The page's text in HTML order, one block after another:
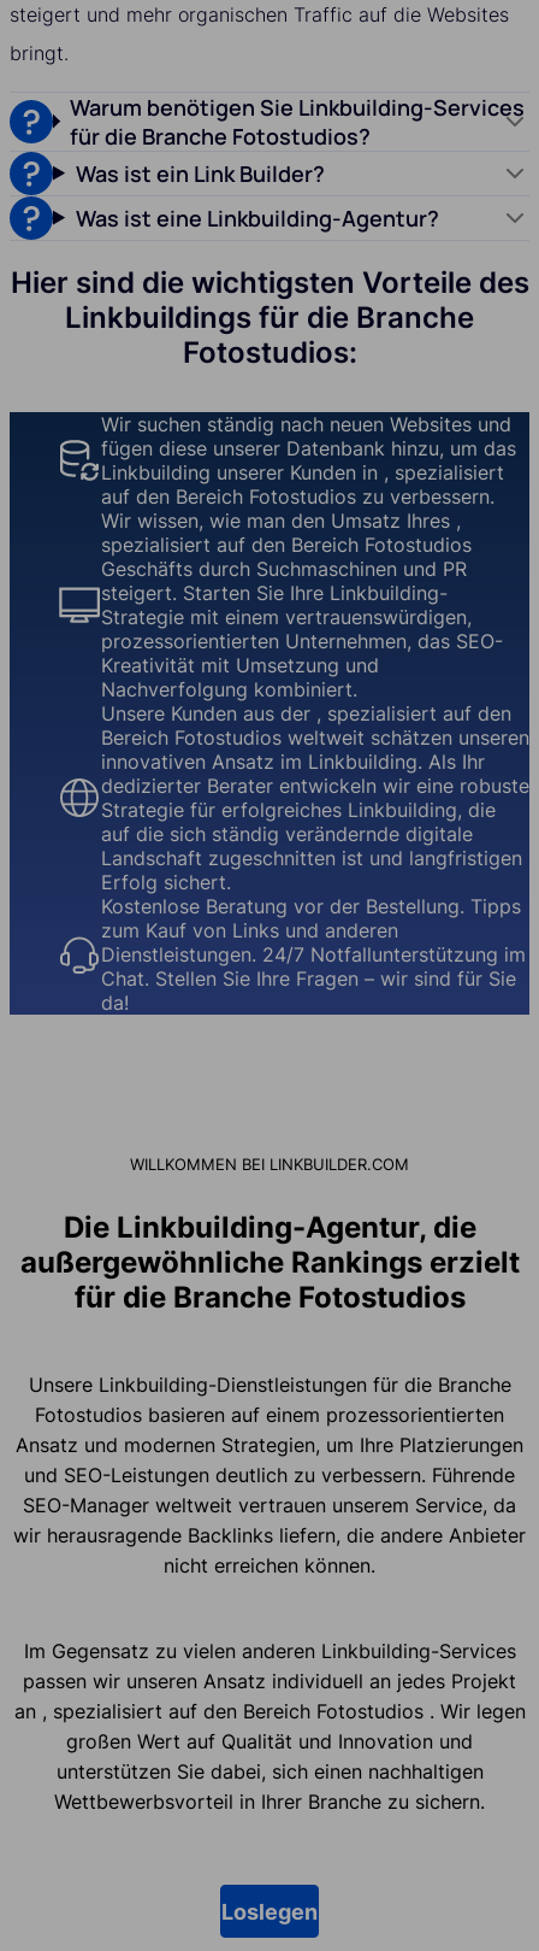
steigert und mehr organischen Traffic auf die Websites
bringt.
Warum benötigen Sie Linkbuilding-Services
für die Branche Fotostudios?
Was ist ein Link Builder?
Was ist eine Linkbuilding-Agentur?
Hier sind die wichtigsten Vorteile des
Linkbuildings für die Branche
Fotostudios:
Wir suchen ständig nach neuen Websites und
fügen diese unserer Datenbank hinzu, um das
Linkbuilding unserer Kunden in , spezialisiert
auf den Bereich Fotostudios zu verbessern.
Wir wissen, wie man den Umsatz Ihres ,
spezialisiert auf den Bereich Fotostudios
Geschäfts durch Suchmaschinen und PR
steigert. Starten Sie Ihre Linkbuilding-
Strategie mit einem vertrauenswürdigen,
prozessorientierten Unternehmen, das SEO-
Kreativität mit Umsetzung und
Nachverfolgung kombiniert.
Unsere Kunden aus der , spezialisiert auf den
Bereich Fotostudios weltweit schätzen unseren
innovativen Ansatz im Linkbuilding. Als Ihr
dedizierter Berater entwickeln wir eine robuste
Strategie für erfolgreiches Linkbuilding, die
auf die sich ständig verändernde digitale
Landschaft zugeschnitten ist und langfristigen
Erfolg sichert.
Kostenlose Beratung vor der Bestellung. Tipps
zum Kauf von Links und anderen
Dienstleistungen. 24/7 Notfallunterstützung im
Chat. Stellen Sie Ihre Fragen – wir sind für Sie
da!
WILLKOMMEN BEI LINKBUILDER.COM
Die Linkbuilding-Agentur, die
außergewöhnliche Rankings erzielt
für die Branche Fotostudios
Unsere Linkbuilding-Dienstleistungen für die Branche
Fotostudios basieren auf einem prozessorientierten
Ansatz und modernen Strategien, um Ihre Platzierungen
und SEO-Leistungen deutlich zu verbessern. Führende
SEO-Manager weltweit vertrauen unserem Service, da
wir herausragende Backlinks liefern, die andere Anbieter
nicht erreichen können.
Im Gegensatz zu vielen anderen Linkbuilding-Services
passen wir unseren Ansatz individuell an jedes Projekt
an , spezialisiert auf den Bereich Fotostudios . Wir legen
großen Wert auf Qualität und Innovation und
unterstützen Sie dabei, sich einen nachhaltigen
Wettbewerbsvorteil in Ihrer Branche zu sichern.
Loslegen